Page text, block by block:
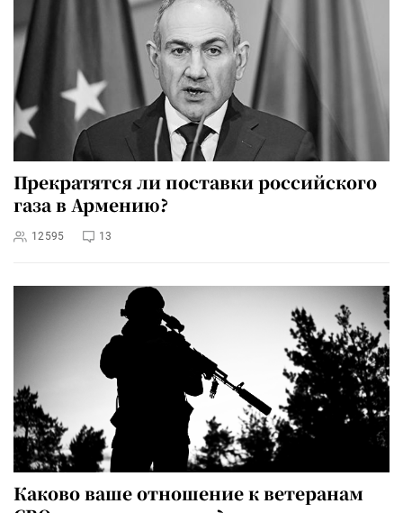
Прекратятся ли поставки российского
газа в Армению?
12595 13
Каково ваше отношение к ветеранам